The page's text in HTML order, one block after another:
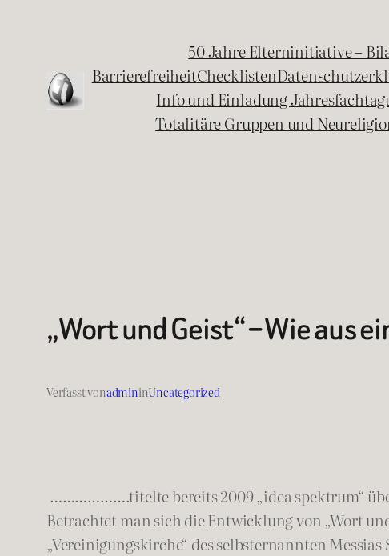
50 Jahre Elterninitiative –
BarrierefreiheitChecklisten
Info und Einladung
Totalitäre Gruppen und
„Wort und Geist“ – Wie aus
Verfasst vonadmininUncategorized
……………….titelte bereits 2009 „idea spektrum“
Betrachtet man sich die Entwicklung von „Wort
„Vereinigungskirche“ des selbsternannten